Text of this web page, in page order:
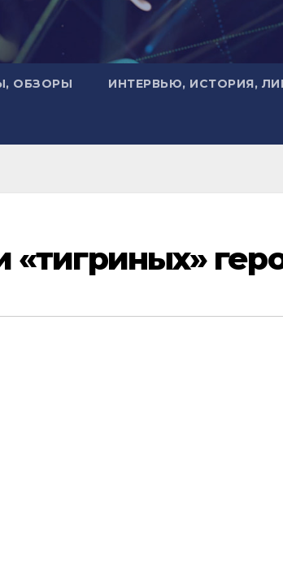
ОБЗОРЫ ИНТЕРВЬЮ, ИСТОРИЯ,
«тигриных»